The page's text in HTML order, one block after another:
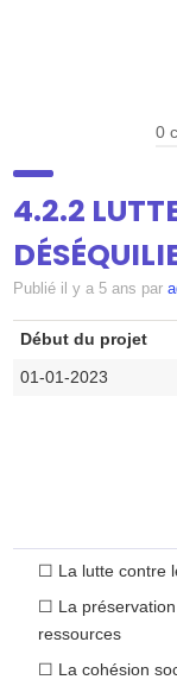
0
4.2.2
Publié il y a 5 ans par
Début du projet
01-01-2023
☐ La lutte contre
☐ La
ressources
☐ La cohésion